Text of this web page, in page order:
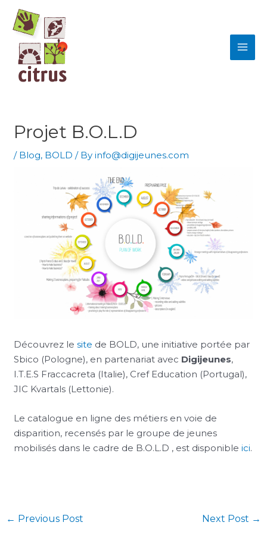
content
Projet B.O.L.D
/ Blog, BOLD / Byinfo@digijeunes.com
Découvrez lesite de BOLD, une initiative portée par
Sbico (Pologne), en partenariat avec Digijeunes,
I.T.E.S Fraccacreta (Italie), Cref Education (Portugal),
JIC Kvartals (Lettonie).
Le catalogue en ligne des métiers en voie de
disparition, recensés par le groupe de jeunes
mobilisés dans le cadre de B.O.L.D , est disponible ici.
← Previous Post Next Post →